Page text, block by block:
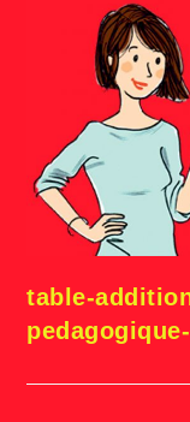
table-